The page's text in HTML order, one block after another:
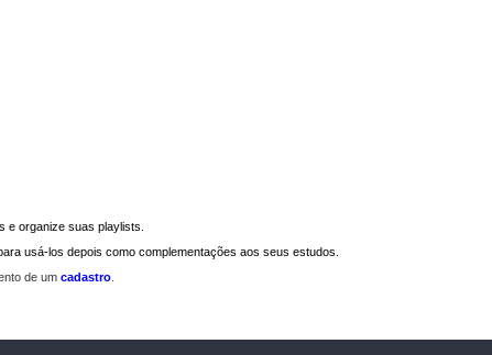
e organize suas playlists.
usá-los depois como complementações aos seus estudos.
de um cadastro